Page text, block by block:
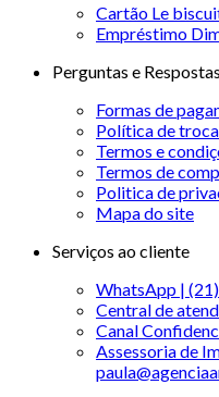
Cartão Le
Empréstimo
Perguntas e Respostas
Formas de
Política de
Termos e
Termos de
Politica de
Mapa do site
Serviços ao cliente
WhatsApp |
Central de
Canal
Assessoria de